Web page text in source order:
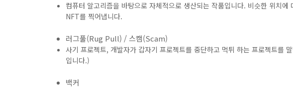
컴퓨터 알고리즘을 바탕으로 자체적으로 생산되는 작품입니다. 비슷한 위치
NFT를 찍어냅니다.
러그풀(Rug Pull) / 스캠(Scam)
사기 프로젝트, 개발자가 갑자기 프로젝트를 중단하고 먹튀 하는 프로젝트를
입니다.)
백커